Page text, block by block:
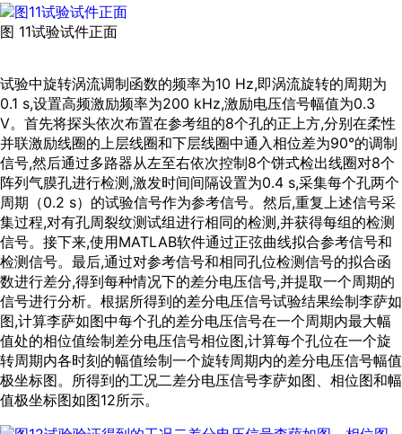
图 11试验试件正面
试验中旋转涡流调制函数的频率为10 Hz,即涡流旋转的周期为
0.1 s,设置高频激励频率为200 kHz,激励电压信号幅值为0.3
V。首先将探头依次布置在参考组的8个孔的正上方,分别在柔性
并联激励线圈的上层线圈和下层线圈中通入相位差为90°的调制
信号,然后通过多路器从左至右依次控制8个饼式检出线圈对8个
阵列气膜孔进行检测,激发时间间隔设置为0.4 s,采集每个孔两个
周期（0.2 s）的试验信号作为参考信号。然后,重复上述信号采
集过程,对有孔周裂纹测试组进行相同的检测,并获得每组的检测
信号。接下来,使用MATLAB软件通过正弦曲线拟合参考信号和
检测信号。最后,通过对参考信号和相同孔位检测信号的拟合函
数进行差分,得到每种情况下的差分电压信号,并提取一个周期的
信号进行分析。根据所得到的差分电压信号试验结果绘制李萨如
图,计算李萨如图中每个孔的差分电压信号在一个周期内最大幅
值处的相位值绘制差分电压信号相位图,计算每个孔位在一个旋
转周期内各时刻的幅值绘制一个旋转周期内的差分电压信号幅值
极坐标图。所得到的工况二差分电压信号李萨如图、相位图和幅
值极坐标图如图12所示。